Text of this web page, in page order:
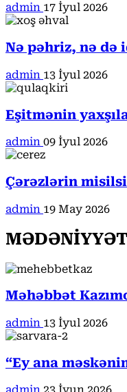
admin 17 İyul 2026
Nə pəhriz, nə də
admin 13 İyul 2026
Eşitmənin
admin 09 İyul 2026
Çərəzlərin
admin 19 May 2026
MƏDƏNİYYƏT
Məhəbbət
admin 13 İyul 2026
“Ey ana